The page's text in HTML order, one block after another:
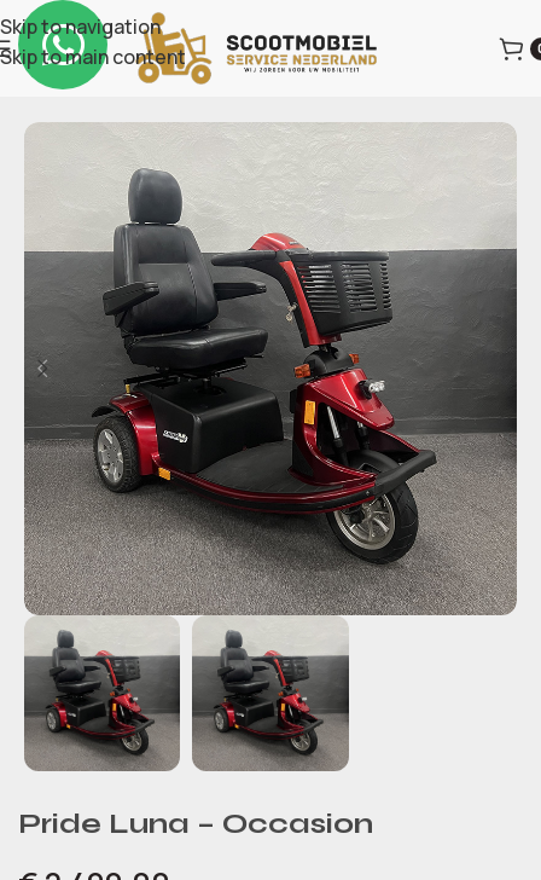
Skip to navigation
Skip to main content
Home Occasions
Pride Luna – Occasion